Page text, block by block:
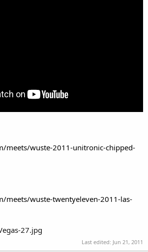
meets/wuste-2011-unitronic-chipped-
meets/wuste-twentyeleven-2011-las-
Last edited: Jun 21, 2011